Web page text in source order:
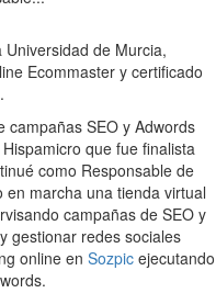
de Murcia,
Ecommaster y certificado
campañas SEO y Adwords
que fue finalista
como Responsable de
en marcha una tienda virtual
campañas de SEO y
gestionar redes sociales
online en Sozpic ejecutando